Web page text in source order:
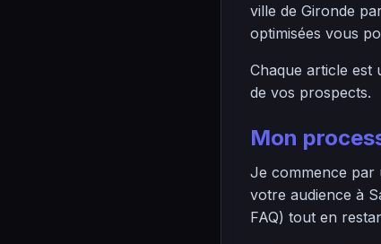
ville de Gironde
optimisées vous
Chaque article est
de vos prospects.
Mon
Je commence par
votre audience à
FAQ) tout en